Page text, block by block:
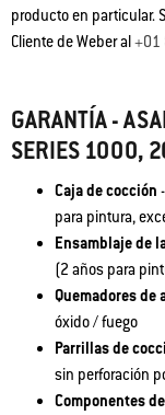
producto en particular.
Cliente de Weber al+01
GARANTÍA -
SERIES 1000,
Caja de cocción
para pintura,
Ensamblaje de
(2 años para
Quemadores de
óxido / fuego
Parrillas de
sin perforación
Componentes